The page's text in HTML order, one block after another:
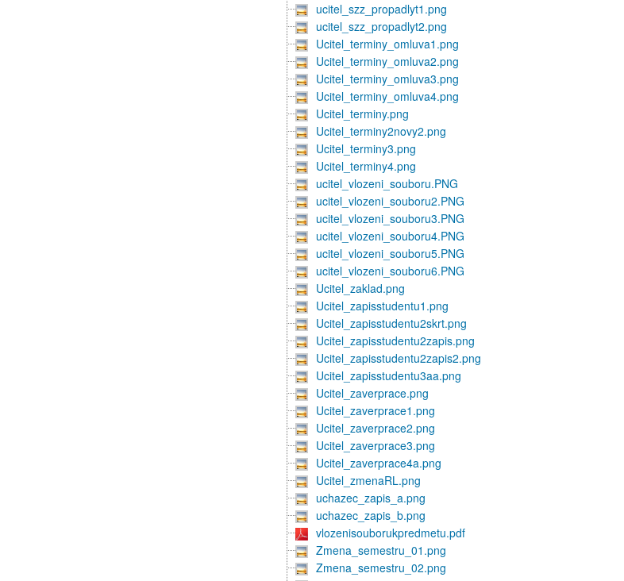
ucitel_szz_propadlyt1.png
ucitel_szz_propadlyt2.png
Ucitel_terminy_omluva1.png
Ucitel_terminy_omluva2.png
Ucitel_terminy_omluva3.png
Ucitel_terminy_omluva4.png
Ucitel_terminy.png
Ucitel_terminy2novy2.png
Ucitel_terminy3.png
Ucitel_terminy4.png
ucitel_vlozeni_souboru.PNG
ucitel_vlozeni_souboru2.PNG
ucitel_vlozeni_souboru3.PNG
ucitel_vlozeni_souboru4.PNG
ucitel_vlozeni_souboru5.PNG
ucitel_vlozeni_souboru6.PNG
Ucitel_zaklad.png
Ucitel_zapisstudentu1.png
Ucitel_zapisstudentu2skrt.png
Ucitel_zapisstudentu2zapis.png
Ucitel_zapisstudentu2zapis2.png
Ucitel_zapisstudentu3aa.png
Ucitel_zaverprace.png
Ucitel_zaverprace1.png
Ucitel_zaverprace2.png
Ucitel_zaverprace3.png
Ucitel_zaverprace4a.png
Ucitel_zmenaRL.png
uchazec_zapis_a.png
uchazec_zapis_b.png
vlozenisouborukpredmetu.pdf
Zmena_semestru_01.png
Zmena_semestru_02.png